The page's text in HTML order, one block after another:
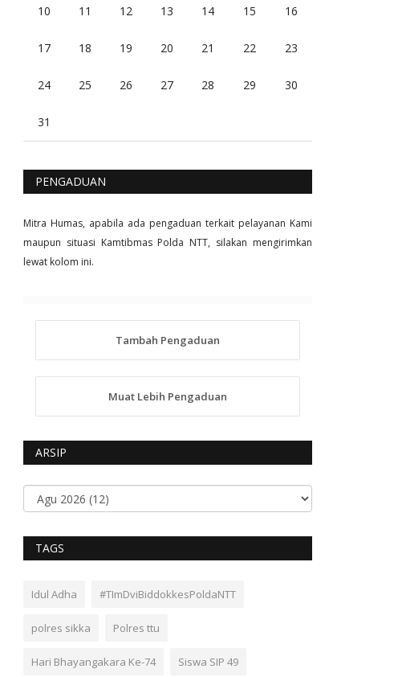
10 11 12 13 14 15 16
17 18 19 20 21 22 23
24 25 26 27 28 29 30
31
PENGADUAN
Mitra Humas, apabila ada pengaduan terkait pelayanan Kami
maupun situasi Kamtibmas Polda NTT, silakan mengirimkan
lewat kolom ini.
Tambah Pengaduan
Muat Lebih Pengaduan
ARSIP
TAGS
Idul Adha #TImDviBiddokkesPoldaNTT
polres sikka Polres ttu
Hari Bhayangakara Ke-74 Siswa SIP 49